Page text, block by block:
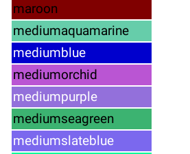
maroon
mediumaquamarine
mediumblue
mediumorchid
mediumpurple
mediumseagreen
mediumslateblue